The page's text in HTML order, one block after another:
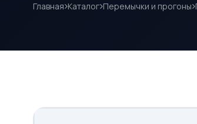
Главная Каталог Перемычки и прогоны